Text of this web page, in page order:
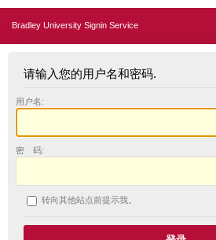
Bradley University Signin Service
请输入您的用户名和密码.
用户名:
密 码:
转向其他站点前提示我。